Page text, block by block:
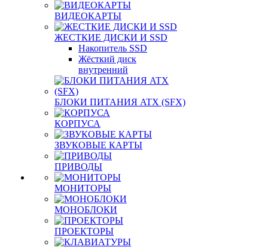
ВИДЕОКАРТЫ
ЖЕСТКИЕ ДИСКИ И SSD
Накопитель SSD
Жёсткий диск
внутренний
БЛОКИ ПИТАНИЯ ATX (SFX)
КОРПУСА
ЗВУКОВЫЕ КАРТЫ
ПРИВОДЫ
МОНИТОРЫ
МОНОБЛОКИ
ПРОЕКТОРЫ